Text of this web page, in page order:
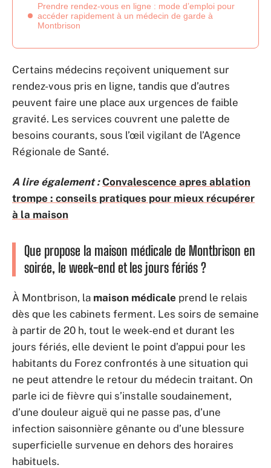
Prendre rendez-vous en ligne : mode d’emploi pour
accéder rapidement à un médecin de garde à
Montbrison
Certains médecins reçoivent uniquement sur
rendez-vous pris en ligne, tandis que d’autres
peuvent faire une place aux urgences de faible
gravité. Les services couvrent une palette de
besoins courants, sous l’œil vigilant de l’Agence
Régionale de Santé.
A lire également : Convalescence apres ablation
trompe : conseils pratiques pour mieux récupérer
à la maison
Que propose la maison médicale de Montbrison en
soirée, le week-end et les jours fériés ?
À Montbrison, la maison médicale prend le relais
dès que les cabinets ferment. Les soirs de semaine
à partir de 20 h, tout le week-end et durant les
jours fériés, elle devient le point d’appui pour les
habitants du Forez confrontés à une situation qui
ne peut attendre le retour du médecin traitant. On
parle ici de fièvre qui s’installe soudainement,
d’une douleur aiguë qui ne passe pas, d’une
infection saisonnière gênante ou d’une blessure
superficielle survenue en dehors des horaires
habituels.